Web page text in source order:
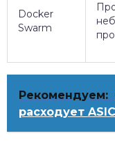
Docker
Swarm
Рекомендуем:
расходует